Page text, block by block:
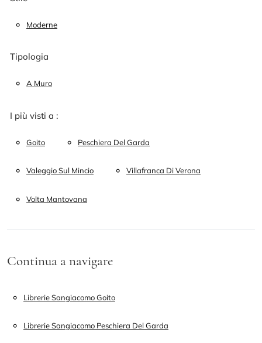
Moderne
Tipologia
A Muro
I più visti a :
Goito Peschiera Del Garda
Valeggio Sul Mincio Villafranca Di Verona
Volta Mantovana
Continua a navigare
Librerie Sangiacomo Goito
Librerie Sangiacomo Peschiera Del Garda